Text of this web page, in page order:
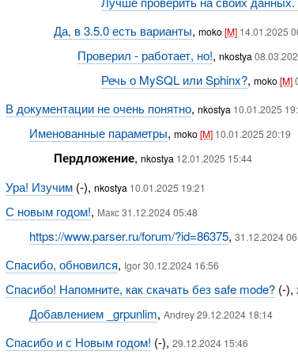
Да, в 3.5.0 есть варианты, moko[M] 14.01.2025
Проверил - работает, но!,nkostya
Речь о MySQL или Sphinx?,moko[M]
В документации не очень понятно, nkostya 10.01.2025
Именованные параметры,moko[M] 10.01.2025 20:19
Пердложение, nkostya 12.01.2025 15:44
Ура! Изучим(-), nkostya 10.01.2025 19:21
С новым годом!, Макс 31.12.2024 05:48
https://www.parser.ru/forum/?id=86375,31.12.2024
Спасибо, обновился, Igor 30.12.2024 16:56
Спасибо! Напомните, как скачать без safe mode?(-),
Добавлением _grpunlim,Andrey 29.12.2024 18:14
Спасибо и с Новым годом! (-), 29.12.2024 15:46